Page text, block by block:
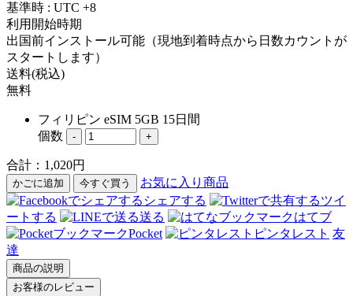
基準時 : UTC +8
利用開始時期
出国前インストール可能（現地到着時点から日数カウントが
スタートします）
送料(税込)
無料
フィリピン eSIM 5GB 15日間
個数
- +
合計： 1,020円
かごに追加 今すぐ買う
お気に入り商品
シェアする
ツイ
ートする
送る
はてブ
Pocket
ピンタレスト 友
達
商品の説明
お客様のレビュー